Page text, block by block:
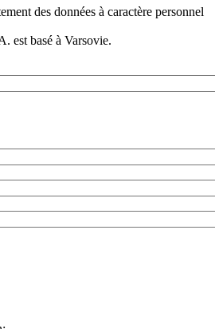
des données à caractère personnel
est basé à Varsovie.